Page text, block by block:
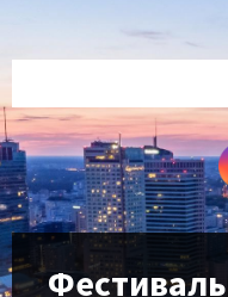
sidebar
sidebar